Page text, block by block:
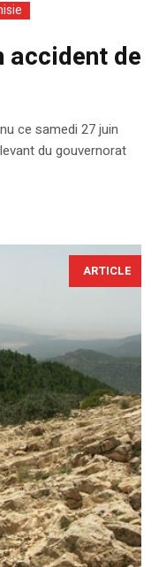
accident de
ce samedi 27 juin
du gouvernorat
ARTICLE